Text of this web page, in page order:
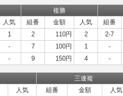
複勝
人気 組番 金額 人気 組番
1 2 110円 2 2-7
- 7 100円 1 -
- 9 150円 4 -
三連複
人気 組番 金額 人気